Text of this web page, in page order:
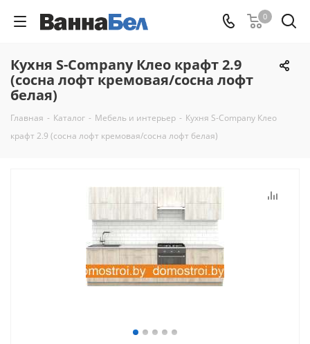
0
Кухня S-Company Клео крафт 2.9
(сосна лофт кремовая/сосна лофт
белая)
Главная - Каталог - Мебель и интерьер - Кухня S-Company Клео
крафт 2.9 (сосна лофт кремовая/сосна лофт белая)